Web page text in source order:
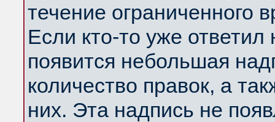
течение ограниченного
Если кто-то уже
появится небольшая
количество правок, а
них. Эта надпись не